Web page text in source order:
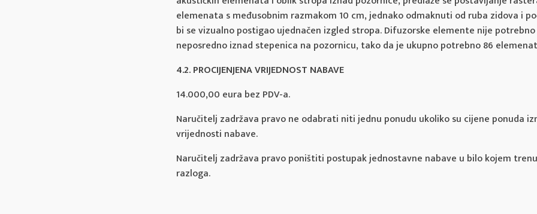
elemenata s međusobnim razmakom 10 cm, jednako odmaknuti od ruba zidova i
bi se vizualno postigao ujednačen izgled stropa. Difuzorske elemente nije
neposredno iznad stepenica na pozornicu, tako da je ukupno potrebno 86
4.2. PROCIJENJENA VRIJEDNOST NABAVE
14.000,00 eura bez PDV-a.
Naručitelj zadržava pravo ne odabrati niti jednu ponudu ukoliko su cijene ponuda
vrijednosti nabave.
Naručitelj zadržava pravo poništiti postupak jednostavne nabave u bilo kojem
razloga.